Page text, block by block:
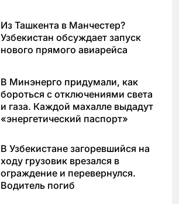
Из Ташкента в Манчестер?
Узбекистан обсуждает запуск
нового прямого авиарейса
В Минэнерго придумали, как
бороться с отключениями света
и газа. Каждой махалле выдадут
«энергетический паспорт»
В Узбекистане загоревшийся на
ходу грузовик врезался в
ограждение и перевернулся.
Водитель погиб